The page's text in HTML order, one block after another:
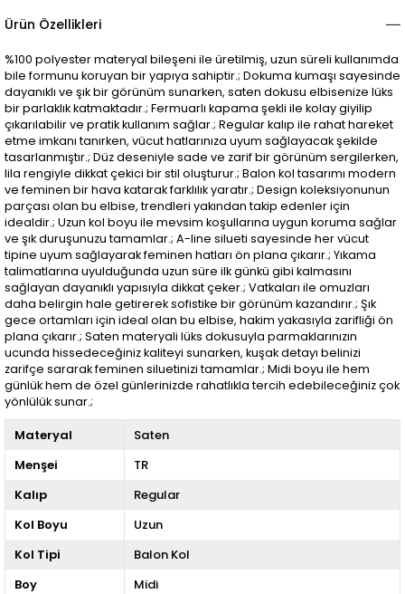
Ürün Özellikleri
%100 polyester materyal bileşeni ile üretilmiş, uzun süreli kullanımda
bile formunu koruyan bir yapıya sahiptir.; Dokuma kumaşı sayesinde
dayanıklı ve şık bir görünüm sunarken, saten dokusu elbisenize lüks
bir parlaklık katmaktadır.; Fermuarlı kapama şekli ile kolay giyilip
çıkarılabilir ve pratik kullanım sağlar.; Regular kalıp ile rahat hareket
etme imkanı tanırken, vücut hatlarınıza uyum sağlayacak şekilde
tasarlanmıştır.; Düz deseniyle sade ve zarif bir görünüm sergilerken,
lila rengiyle dikkat çekici bir stil oluşturur.; Balon kol tasarımı modern
ve feminen bir hava katarak farklılık yaratır.; Design koleksiyonunun
parçası olan bu elbise, trendleri yakından takip edenler için
idealdir.; Uzun kol boyu ile mevsim koşullarına uygun koruma sağlar
ve şık duruşunuzu tamamlar.; A-line silueti sayesinde her vücut
tipine uyum sağlayarak feminen hatları ön plana çıkarır.; Yıkama
talimatlarına uyulduğunda uzun süre ilk günkü gibi kalmasını
sağlayan dayanıklı yapısıyla dikkat çeker.; Vatkaları ile omuzları
daha belirgin hale getirerek sofistike bir görünüm kazandırır.; Şık
gece ortamları için ideal olan bu elbise, hakim yakasıyla zarifliği ön
plana çıkarır.; Saten materyali lüks dokusuyla parmaklarınızın
ucunda hissedeceğiniz kaliteyi sunarken, kuşak detayı belinizi
zarifçe sararak feminen siluetinizi tamamlar.; Midi boyu ile hem
günlük hem de özel günlerinizde rahatlıkla tercih edebileceğiniz çok
yönlülük sunar.;
Materyal
Saten
Menşei
TR
Kalıp
Regular
Kol Boyu
Uzun
Kol Tipi
Balon Kol
Boy
Midi